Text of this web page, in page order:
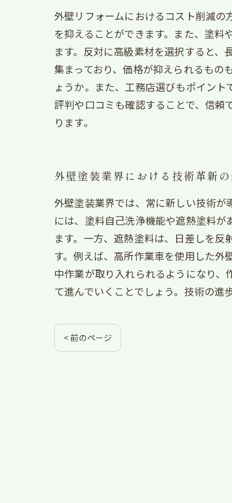
外壁リフォームにおけるコスト削減の
を抑えることができます。また、塗
ます。反対に高級素材を選択すると
集まっており、価格が抑えられるもの
ょうか。また、工務店選びもポイン
評判や口コミも確認することで、信頼
ります。
外壁塗装業界における技術革新
外壁塗装業界では、常に新しい技術が
には、塗料自己洗浄機能や遮熱塗料
ます。一方、遮熱塗料は、日差しを
す。例えば、高所作業車を使用した
中作業が取り入れられるようになり
て進んでいくことでしょう。技術の進
< 前のページ